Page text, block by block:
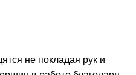
не покладая рук и